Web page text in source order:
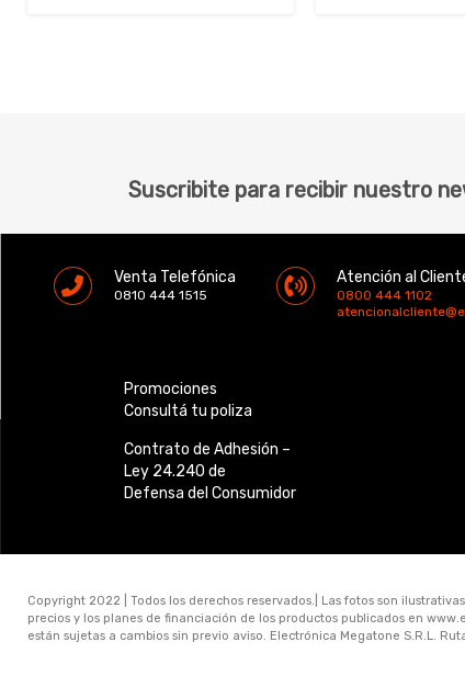
Suscribite para recibir nuestro
Venta Telefónica
0810 444 1515
Atención al
0800 444 1102
Promociones
Consultá tu poliza
Contrato de Adhesión –
Ley 24.240 de
Defensa del Consumidor
Copyright 2022 | Todos los derechos reservados.| Las fotos son
precios y los planes de financiación de los productos publicados en
están sujetas a cambios sin previo aviso. Electrónica Megatone S.R.L.